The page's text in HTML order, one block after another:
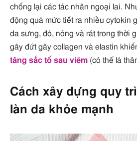
chống lại các tác nhân ngoại lai.
động quá mức tiết ra nhiều cytokin
da sưng, đỏ, nóng và rát trong thời
gây đứt gãy collagen và elastin
tăng sắc tố sau viêm (có thể là
Cách xây dựng quy
làn da khỏe mạnh